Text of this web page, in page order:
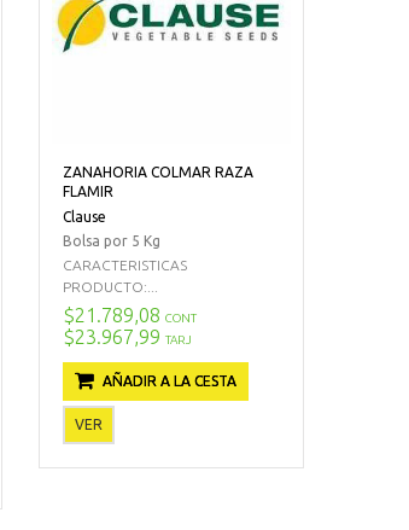
ZANAHORIA COLMAR RAZA
FLAMIR
Clause
Bolsa por 5 Kg
CARACTERISTICAS
PRODUCTO:...
$21.789,08 CONT
$23.967,99 TARJ
AÑADIR A LA CESTA
VER